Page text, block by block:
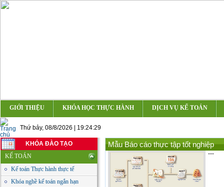
GIỚI THIỆU KHÓA HỌC THỰC HÀNH DỊCH VỤ KẾ TOÁN
Thứ bảy, 08/8/2026 | 19:24:29
KHÓA ĐÀO TẠO
KẾ TOÁN
Kế toán Thực hành thực tế
Khóa nghề kế toán ngắn hạn
Mẫu Báo cáo thực tập tốt nghiệp
---